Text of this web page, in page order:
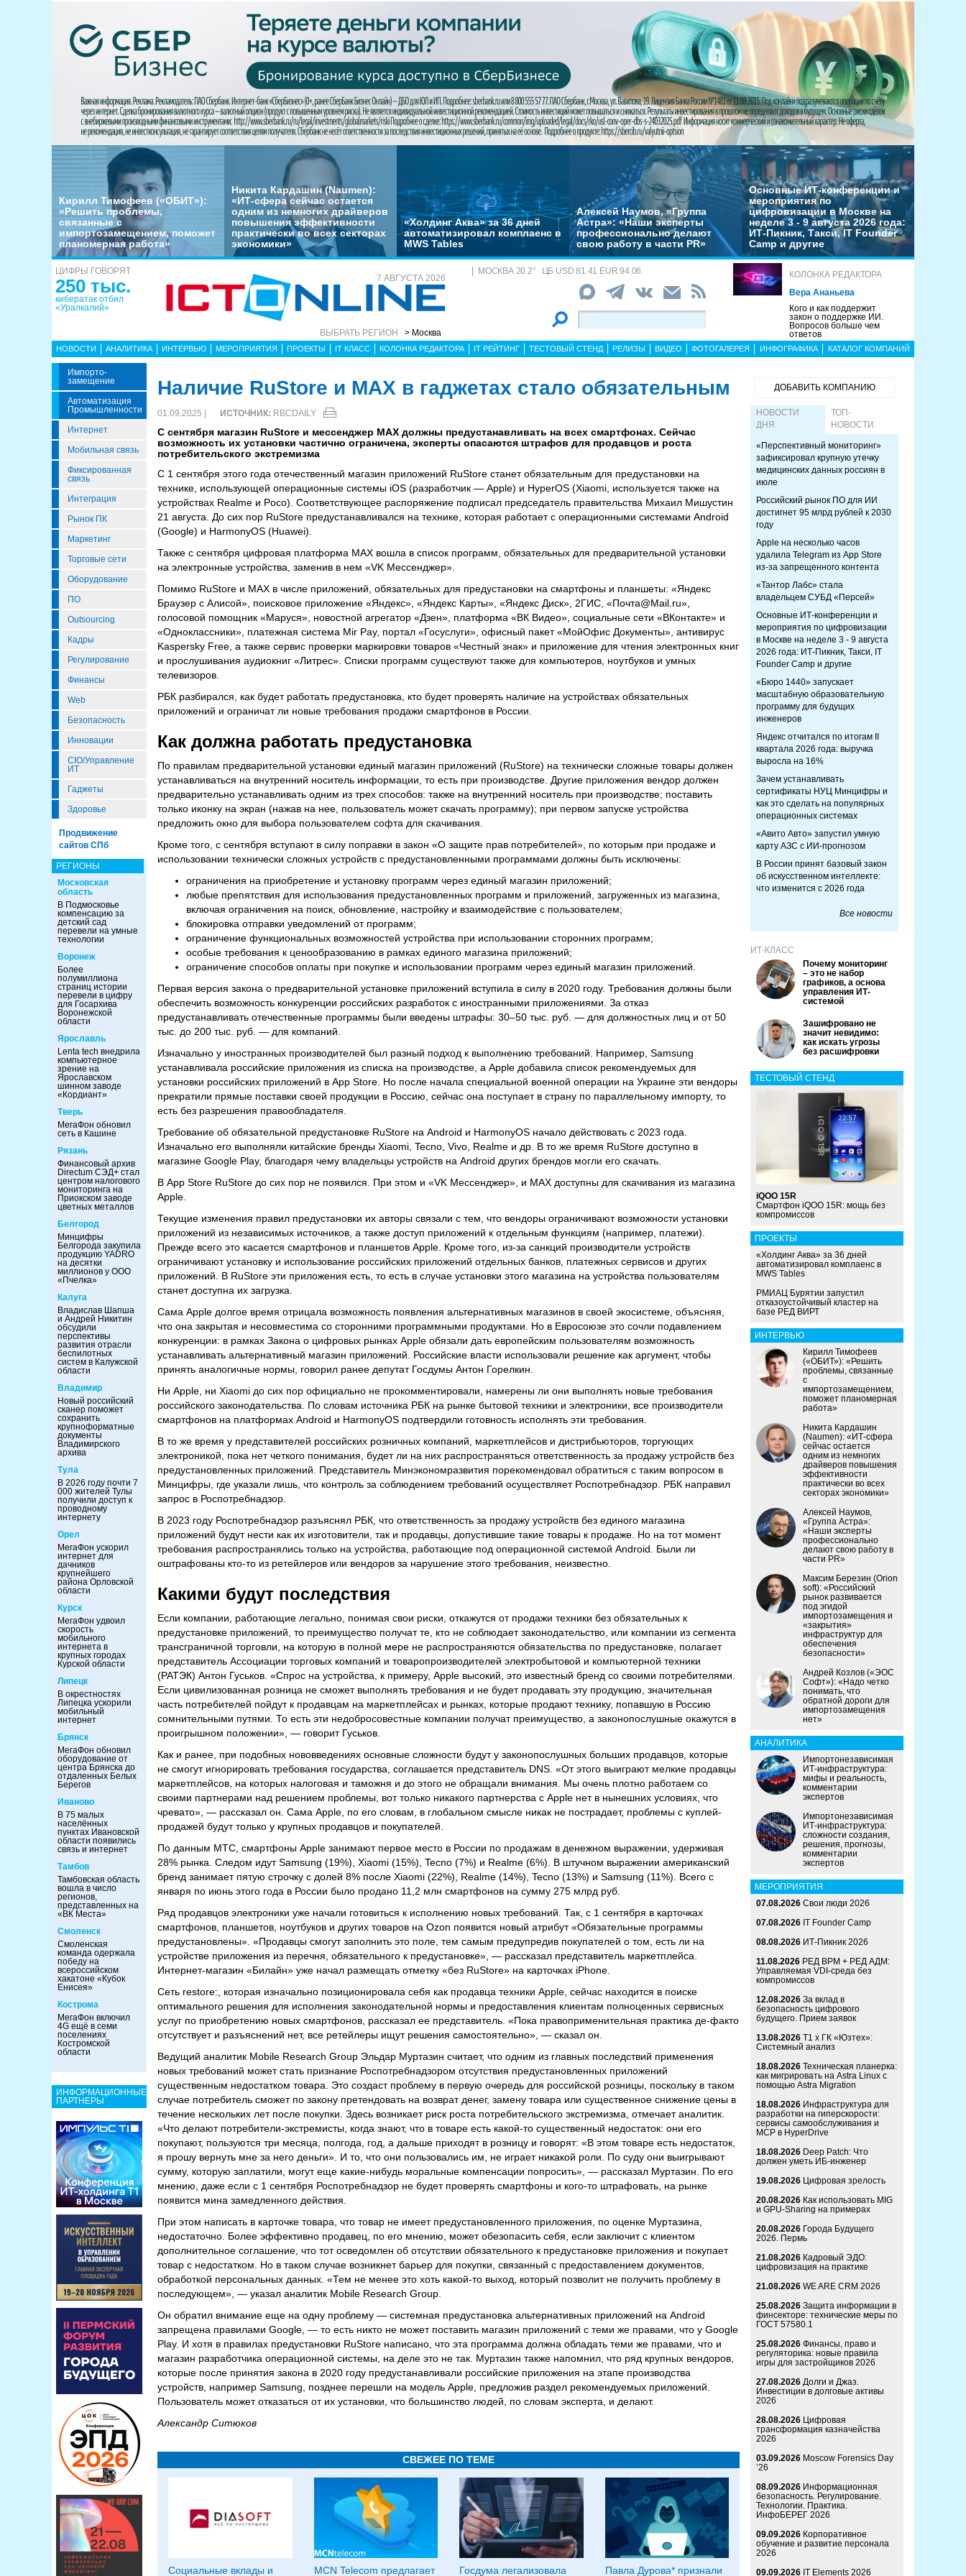
Кирилл Тимофеев («ОБИТ»):
«Решить проблемы,
связанные с
импортозамещением, поможет
планомерная работа»
Никита Кардашин (Naumen):
«ИТ-сфера сейчас остается
одним из немногих драйверов
повышения эффективности
практически во всех секторах
экономики»
«Холдинг Аква» за 36 дней
автоматизировал комплаенс в
MWS Tables
Алексей Наумов, «Группа
Астра»: «Наши эксперты
профессионально делают
свою работу в части PR»
Основные ИТ-конференции и
мероприятия по
цифровизации в Москве на
неделе 3 - 9 августа 2026 года:
ИТ-Пикник, Такси, IT Founder
Camp и другие
ЦИФРЫ ГОВОРЯТ
250 тыс.
кибератак отбил
«Уралкалий»
7 АВГУСТА 2026
ВЫБРАТЬ РЕГИОН > Москва
МОСКВА 20.2° ЦБ USD 81.41 EUR 94.06
КОЛОНКА РЕДАКТОРА
Вера Ананьева
Кого и как поддержит
закон о поддержке ИИ.
Вопросов больше чем
ответов
НОВОСТИ АНАЛИТИКА ИНТЕРВЬЮ МЕРОПРИЯТИЯ ПРОЕКТЫ IT КЛАСС КОЛОНКА РЕДАКТОРА IT РЕЙТИНГ ТЕСТОВЫЙ СТЕНД РЕЛИЗЫ ВИДЕО ФОТОГАЛЕРЕЯ ИНФОГРАФИКА КАТАЛОГ КОМПАНИЙ
Импорто­
Замещение
Автоматизация
Промышленности
Интернет
Мобильная связь
Фиксированная
связь
Интеграция
Рынок ПК
Маркетинг
Торговые сети
Оборудование
ПО
Outsourcing
Кадры
Регулирование
Финансы
Web
Безопасность
Инновации
CIO/Управление
ИТ
Гаджеты
Здоровье
Продвижение
сайтов СПб
РЕГИОНЫ
Московская
область
В Подмосковье
компенсацию за
детский сад
перевели на умные
технологии
Воронеж
Более
полумиллиона
страниц истории
перевели в цифру
для Госархива
Воронежской
области
Ярославль
Lenta tech внедрила
компьютерное
зрение на
Ярославском
шинном заводе
«Кордиант»
Тверь
МегаФон обновил
сеть в Кашине
Рязань
Финансовый архив
Directum СЭД+ стал
центром налогового
мониторинга на
Приокском заводе
цветных металлов
Белгород
Минцифры
Белгорода закупила
продукцию YADRO
на десятки
миллионов у ООО
«Пчелка»
Калуга
Владислав Шапша
и Андрей Никитин
обсудили
перспективы
развития отрасли
беспилотных
систем в Калужской
области
Владимир
Новый российский
сканер поможет
сохранить
крупноформатные
документы
Владимирского
архива
Тула
В 2026 году почти 7
000 жителей Тулы
получили доступ к
проводному
интернету
Орел
МегаФон ускорил
интернет для
дачников
крупнейшего
района Орловской
области
Курск
МегаФон удвоил
скорость
мобильного
интернета в
крупных городах
Курской области
Липецк
В окрестностях
Липецка ускорили
мобильный
интернет
Брянск
МегаФон обновил
оборудование от
центра Брянска до
отдаленных Белых
Берегов
Иваново
В 75 малых
населённых
пунктах Ивановской
области появились
связь и интернет
Тамбов
Тамбовская область
вошла в число
регионов,
представленных на
«ВК Места»
Смоленск
Смоленская
команда одержала
победу на
всероссийском
хакатоне «Кубок
Енисея»
Кострома
МегаФон включил
4G ещё в семи
поселениях
Костромской
области
ИНФОРМАЦИОННЫЕ
ПАРТНЕРЫ
Наличие RuStore и MAX в гаджетах стало обязательным
01.09.2025 | ИСТОЧНИК: RBCDAILY
С сентября магазин RuStore и мессенджер MAX должны предустанавливать на всех смартфонах. Сейчас
возможность их установки частично ограничена, эксперты опасаются штрафов для продавцов и роста
потребительского экстремизма
С 1 сентября этого года отечественный магазин приложений RuStore станет обязательным для предустановки на
технике, использующей операционные системы iOS (разработчик — Apple) и HyperOS (Xiaomi, используется также на
устройствах Realme и Poco). Соответствующее распоряжение подписал председатель правительства Михаил Мишустин
21 августа. До сих пор RuStore предустанавливался на технике, которая работает с операционными системами Android
(Google) и HarmonyOS (Huawei).
Также с сентября цифровая платформа MAX вошла в список программ, обязательных для предварительной установки
на электронные устройства, заменив в нем «VK Мессенджер».
Помимо RuStore и MAX в числе приложений, обязательных для предустановки на смартфоны и планшеты: «Яндекс
Браузер с Алисой», поисковое приложение «Яндекс», «Яндекс Карты», «Яндекс Диск», 2ГИС, «Почта@Mail.ru»,
голосовой помощник «Маруся», новостной агрегатор «Дзен», платформа «ВК Видео», социальные сети «ВКонтакте» и
«Одноклассники», платежная система Mir Pay, портал «Госуслуги», офисный пакет «МойОфис Документы», антивирус
Kaspersky Free, а также сервис проверки маркировки товаров «Честный знак» и приложение для чтения электронных книг
и прослушивания аудиокниг «Литрес». Списки программ существуют также для компьютеров, ноутбуков и умных
телевизоров.
РБК разбирался, как будет работать предустановка, кто будет проверять наличие на устройствах обязательных
приложений и ограничат ли новые требования продажи смартфонов в России.
Как должна работать предустановка
По правилам предварительной установки единый магазин приложений (RuStore) на технически сложные товары должен
устанавливаться на внутренний носитель информации, то есть при производстве. Другие приложения вендор должен
предварительно устанавливать одним из трех способов: также на внутренний носитель при производстве; поставить
только иконку на экран (нажав на нее, пользователь может скачать программу); при первом запуске устройства
предложить окно для выбора пользователем софта для скачивания.
Кроме того, с сентября вступают в силу поправки в закон «О защите прав потребителей», по которым при продаже и
использовании технически сложных устройств с предустановленными программами должны быть исключены:
ограничения на приобретение и установку программ через единый магазин приложений;
любые препятствия для использования предустановленных программ и приложений, загруженных из магазина,
включая ограничения на поиск, обновление, настройку и взаимодействие с пользователем;
блокировка отправки уведомлений от программ;
ограничение функциональных возможностей устройства при использовании сторонних программ;
особые требования к ценообразованию в рамках единого магазина приложений;
ограничение способов оплаты при покупке и использовании программ через единый магазин приложений.
Первая версия закона о предварительной установке приложений вступила в силу в 2020 году. Требования должны были
обеспечить возможность конкуренции российских разработок с иностранными приложениями. За отказ
предустанавливать отечественные программы были введены штрафы: 30–50 тыс. руб. — для должностных лиц и от 50
тыс. до 200 тыс. руб. — для компаний.
Изначально у иностранных производителей был разный подход к выполнению требований. Например, Samsung
устанавливала российские приложения из списка на производстве, а Apple добавила список рекомендуемых для
установки российских приложений в App Store. Но после начала специальной военной операции на Украине эти вендоры
прекратили прямые поставки своей продукции в Россию, сейчас она поступает в страну по параллельному импорту, то
есть без разрешения правообладателя.
Требование об обязательной предустановке RuStore на Android и HarmonyOS начало действовать с 2023 года.
Изначально его выполняли китайские бренды Xiaomi, Tecno, Vivo, Realme и др. В то же время RuStore доступно в
магазине Google Play, благодаря чему владельцы устройств на Android других брендов могли его скачать.
В App Store RuStore до сих пор не появился. При этом и «VK Мессенджер», и MAX доступны для скачивания из магазина
Apple.
Текущие изменения правил предустановки их авторы связали с тем, что вендоры ограничивают возможности установки
приложений из независимых источников, а также доступ приложений к отдельным функциям (например, платежи).
Прежде всего это касается смартфонов и планшетов Apple. Кроме того, из-за санкций производители устройств
ограничивают установку и использование российских приложений отдельных банков, платежных сервисов и других
приложений. В RuStore эти приложения есть, то есть в случае установки этого магазина на устройства пользователям
станет доступна их загрузка.
Сама Apple долгое время отрицала возможность появления альтернативных магазинов в своей экосистеме, объясняя,
что она закрытая и несовместима со сторонними программными продуктами. Но в Евросоюзе это сочли подавлением
конкуренции: в рамках Закона о цифровых рынках Apple обязали дать европейским пользователям возможность
устанавливать альтернативный магазин приложений. Российские власти использовали решение как аргумент, чтобы
принять аналогичные нормы, говорил ранее депутат Госдумы Антон Горелкин.
Ни Apple, ни Xiaomi до сих пор официально не прокомментировали, намерены ли они выполнять новые требования
российского законодательства. По словам источника РБК на рынке бытовой техники и электроники, все производители
смартфонов на платформах Android и HarmonyOS подтвердили готовность исполнять эти требования.
В то же время у представителей российских розничных компаний, маркетплейсов и дистрибьюторов, торгующих
электроникой, пока нет четкого понимания, будет ли на них распространяться ответственность за продажу устройств без
предустановленных приложений. Представитель Минэкономразвития порекомендовал обратиться с таким вопросом в
Минцифры, где указали лишь, что контроль за соблюдением требований осуществляет Роспотребнадзор. РБК направил
запрос в Роспотребнадзор.
В 2023 году Роспотребнадзор разъяснял РБК, что ответственность за продажу устройств без единого магазина
приложений будут нести как их изготовители, так и продавцы, допустившие такие товары к продаже. Но на тот момент
требования распространялись только на устройства, работающие под операционной системой Android. Были ли
оштрафованы кто-то из ретейлеров или вендоров за нарушение этого требования, неизвестно.
Какими будут последствия
Если компании, работающие легально, понимая свои риски, откажутся от продажи техники без обязательных к
предустановке приложений, то преимущество получат те, кто не соблюдает законодательство, или компании из сегмента
трансграничной торговли, на которую в полной мере не распространяются обязательства по предустановке, полагает
представитель Ассоциации торговых компаний и товаропроизводителей электробытовой и компьютерной техники
(РАТЭК) Антон Гуськов. «Спрос на устройства, к примеру, Apple высокий, это известный бренд со своими потребителями.
Если цивилизованная розница не сможет выполнять требования и не будет продавать эту продукцию, значительная
часть потребителей пойдут к продавцам на маркетплейсах и рынках, которые продают технику, попавшую в Россию
сомнительными путями. То есть эти недобросовестные компании получат преимущество, а законопослушные окажутся в
проигрышном положении», — говорит Гуськов.
Как и ранее, при подобных нововведениях основные сложности будут у законопослушных больших продавцов, которые
не смогут игнорировать требования государства, соглашается представитель DNS. «От этого выиграют мелкие продавцы
маркетплейсов, на которых налоговая и таможня и до этого не обращали внимания. Мы очень плотно работаем со
своими партнерами над решением проблемы, вот только никакого партнерства с Apple нет в нынешних условиях, что
чревато», — рассказал он. Сама Apple, по его словам, в глобальном смысле никак не пострадает, проблемы с куплей-
продажей будут только у крупных продавцов и покупателей.
По данным МТС, смартфоны Apple занимают первое место в России по продажам в денежном выражении, удерживая
28% рынка. Следом идут Samsung (19%), Xiaomi (15%), Tecno (7%) и Realme (6%). В штучном выражении американский
бренд занимает пятую строчку с долей 8% после Xiaomi (22%), Realme (14%), Tecno (13%) и Samsung (11%). Всего с
января по июнь этого года в России было продано 11,2 млн смартфонов на сумму 275 млрд руб.
Ряд продавцов электроники уже начали готовиться к исполнению новых требований. Так, с 1 сентября в карточках
смартфонов, планшетов, ноутбуков и других товаров на Ozon появится новый атрибут «Обязательные программы
предустановлены». «Продавцы смогут заполнить это поле, тем самым предупредив покупателей о том, есть ли на
устройстве приложения из перечня, обязательного к предустановке», — рассказал представитель маркетплейса.
Интернет-магазин «Билайн» уже начал размещать отметку «без RuStore» на карточках iPhone.
Сеть restore:, которая изначально позиционировала себя как продавца техники Apple, сейчас находится в поиске
оптимального решения для исполнения законодательной нормы и предоставления клиентам полноценных сервисных
услуг по приобретению новых смартфонов, рассказал ее представитель. «Пока правоприменительная практика де-факто
отсутствует и разъяснений нет, все ретейлеры ищут решения самостоятельно», — сказал он.
Ведущий аналитик Mobile Research Group Эльдар Муртазин считает, что одним из главных последствий применения
новых требований может стать признание Роспотребнадзором отсутствия предустановленных приложений
существенным недостатком товара. Это создаст проблему в первую очередь для российской розницы, поскольку в таком
случае потребитель сможет по закону претендовать на возврат денег, замену товара или существенное снижение цены в
течение нескольких лет после покупки. Здесь возникает риск роста потребительского экстремизма, отмечает аналитик.
«Что делают потребители-экстремисты, когда знают, что в товаре есть какой-то существенный недостаток: они его
покупают, пользуются три месяца, полгода, год, а дальше приходят в розницу и говорят: «В этом товаре есть недостаток,
я прошу вернуть мне за него деньги». И то, что они пользовались им, не играет никакой роли. По суду они выигрывают
сумму, которую заплатили, могут еще какие-нибудь моральные компенсации попросить», — рассказал Муртазин. По его
мнению, даже если с 1 сентября Роспотребнадзор не будет проверять смартфоны и кого-то штрафовать, на рынке
появится мина замедленного действия.
При этом написать в карточке товара, что товар не имеет предустановленного приложения, по оценке Муртазина,
недостаточно. Более эффективно продавец, по его мнению, может обезопасить себя, если заключит с клиентом
дополнительное соглашение, что тот осведомлен об отсутствии обязательного к предустановке приложения и покупает
товар с недостатком. Но в таком случае возникнет барьер для покупки, связанный с предоставлением документов,
обработкой персональных данных. «Тем не менее это хоть какой-то выход, который позволит не получить проблему в
последующем», — указал аналитик Mobile Research Group.
Он обратил внимание еще на одну проблему — системная предустановка альтернативных приложений на Android
запрещена правилами Google, — то есть никто не может поставить магазин приложений с теми же правами, что у Google
Play. И хотя в правилах предустановки RuStore написано, что эта программа должна обладать теми же правами, что и
магазин разработчика операционной системы, на деле это не так. Муртазин также напомнил, что ряд крупных вендоров,
которые после принятия закона в 2020 году предустанавливали российские приложения на этапе производства
устройств, например Samsung, позднее перешли на модель Apple, предложив раздел рекомендуемых приложений.
Пользователь может отказаться от их установки, что большинство людей, по словам эксперта, и делают.
Александр Ситюков
СВЕЖЕЕ ПО ТЕМЕ
Социальные вклады и
MCN Telecom предлагает
Госдума легализовала
Павла Дурова* признали
ДОБАВИТЬ КОМПАНИЮ
НОВОСТИ
ДНЯ
ТОП-
НОВОСТИ
«Перспективный мониторинг»
зафиксировал крупную утечку
медицинских данных россиян в
июле
Российский рынок ПО для ИИ
достигнет 95 млрд рублей к 2030
году
Apple на несколько часов
удалила Telegram из App Store
из-за запрещенного контента
«Тантор Лабс» стала
владельцем СУБД «Персей»
Основные ИТ-конференции и
мероприятия по цифровизации
в Москве на неделе 3 - 9 августа
2026 года: ИТ-Пикник, Такси, IT
Founder Camp и другие
«Бюро 1440» запускает
масштабную образовательную
программу для будущих
инженеров
Яндекс отчитался по итогам II
квартала 2026 года: выручка
выросла на 16%
Зачем устанавливать
сертификаты НУЦ Минцифры и
как это сделать на популярных
операционных системах
«Авито Авто» запустил умную
карту АЗС с ИИ-прогнозом
В России принят базовый закон
об искусственном интеллекте:
что изменится с 2026 года
Все новости
ИТ-КЛАСС
Почему мониторинг
– это не набор
графиков, а основа
управления ИТ-
системой
Зашифровано не
значит невидимо:
как искать угрозы
без расшифровки
ТЕСТОВЫЙ СТЕНД
iQOO 15R
Смартфон iQOO 15R: мощь без
компромиссов
ПРОЕКТЫ
«Холдинг Аква» за 36 дней
автоматизировал комплаенс в
MWS Tables
РМИАЦ Бурятии запустил
отказоустойчивый кластер на
базе РЕД ВИРТ
ИНТЕРВЬЮ
Кирилл Тимофеев
(«ОБИТ»): «Решить
проблемы, связанные
с
импортозамещением,
поможет планомерная
работа»
Никита Кардашин
(Naumen): «ИТ-сфера
сейчас остается
одним из немногих
драйверов повышения
эффективности
практически во всех
секторах экономики»
Алексей Наумов,
«Группа Астра»:
«Наши эксперты
профессионально
делают свою работу в
части PR»
Максим Березин (Orion
soft): «Российский
рынок развивается
под эгидой
импортозамещения и
«закрытия»
инфраструктур для
обеспечения
безопасности»
Андрей Козлов («ЭОС
Софт»): «Надо четко
понимать, что
обратной дороги для
импортозамещения
нет»
АНАЛИТИКА
Импортонезависимая
ИТ-инфраструктура:
мифы и реальность,
комментарии
экспертов
Импортонезависимая
ИТ-инфраструктура:
сложности создания,
решения, прогнозы,
комментарии
экспертов
МЕРОПРИЯТИЯ
07.08.2026 Свои люди 2026
07.08.2026 IT Founder Camp
08.08.2026 ИТ-Пикник 2026
11.08.2026 РЕД ВРМ + РЕД АДМ:
Управляемая VDI-среда без
компромиссов
12.08.2026 За вклад в
безопасность цифрового
будущего. Прием заявок
13.08.2026 Т1 x ГК «Юзтех»:
Системный анализ
18.08.2026 Техническая планерка:
как мигрировать на Astra Linux с
помощью Astra Migration
18.08.2026 Инфраструктура для
разработки на гиперскорости:
сервисы самообслуживания и
MCP в HyperDrive
18.08.2026 Deep Patch: Что
должен уметь ИБ-инженер
19.08.2026 Цифровая зрелость
20.08.2026 Как использовать MIG
и GPU-Sharing на примерах
20.08.2026 Города Будущего
2026. Пермь
21.08.2026 Кадровый ЭДО:
цифровизация на практике
21.08.2026 WE ARE CRM 2026
25.08.2026 Защита информации в
финсекторе: технические меры по
ГОСТ 57580.1
25.08.2026 Финансы, право и
регуляторика: новые правила
игры для застройщиков 2026
27.08.2026 Долги и Джаз.
Инвестиции в долговые активы
2026
28.08.2026 Цифровая
трансформация казначейства
2026
03.09.2026 Moscow Forensics Day
’26
08.09.2026 Информационная
безопасность. Регулирование.
Технологии. Практика.
ИнфоБЕРЕГ 2026
09.09.2026 Корпоративное
обучение и развитие персонала
2026
09.09.2026 IT Elements 2026